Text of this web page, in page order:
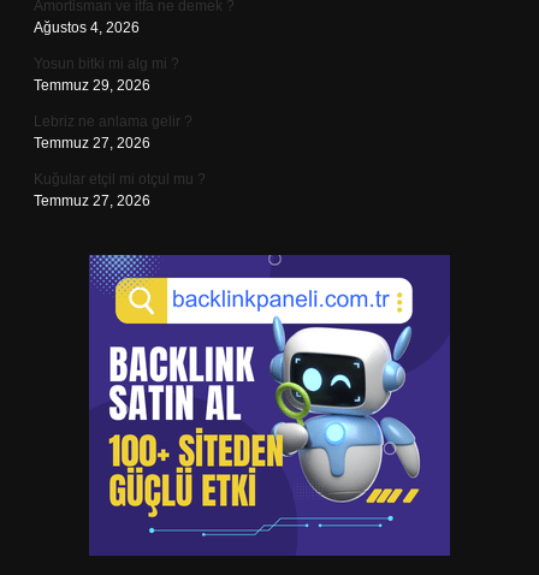
Amortisman ve itfa ne demek ?
Ağustos 4, 2026
Yosun bitki mi alg mi ?
Temmuz 29, 2026
Lebriz ne anlama gelir ?
Temmuz 27, 2026
Kuğular etçil mi otçul mu ?
Temmuz 27, 2026